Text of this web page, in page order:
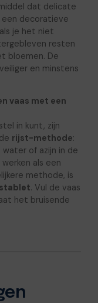
dat delicate
een decoratieve
je het niet
resten
bloemen. De
en minstens
vaas met een
in kunt, zijn
rijst-methode:
of azijn in de
als een
methode, is
. Vul de vaas
het bruisende